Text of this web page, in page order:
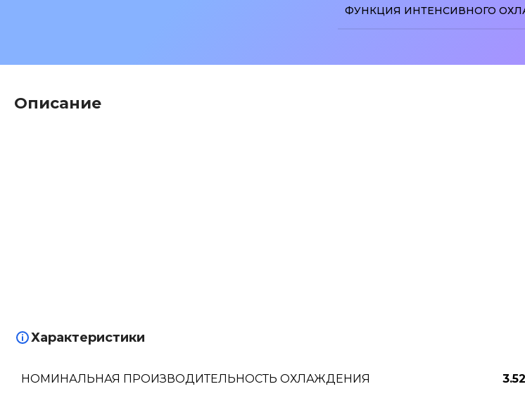
ФУНКЦИЯ ИНТЕНСИВНОГО
Описание
Характеристики
НОМИНАЛЬНАЯ ПРОИЗВОДИТЕЛЬНОСТЬ ОХЛАЖДЕНИЯ 3.52